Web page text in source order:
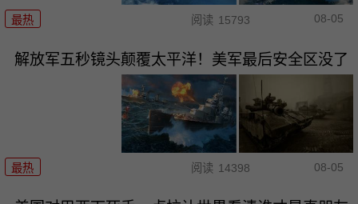
最热 阅读 15793 08-05
解放军五秒镜头颠覆太平洋！美军最后安全区没了
最热 阅读 14398 08-05